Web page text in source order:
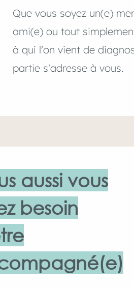
Que vous soyez un(e)
ami(e) ou tout
à qui l'on vient de
partie s'adresse à vous.
aussi vous
besoin